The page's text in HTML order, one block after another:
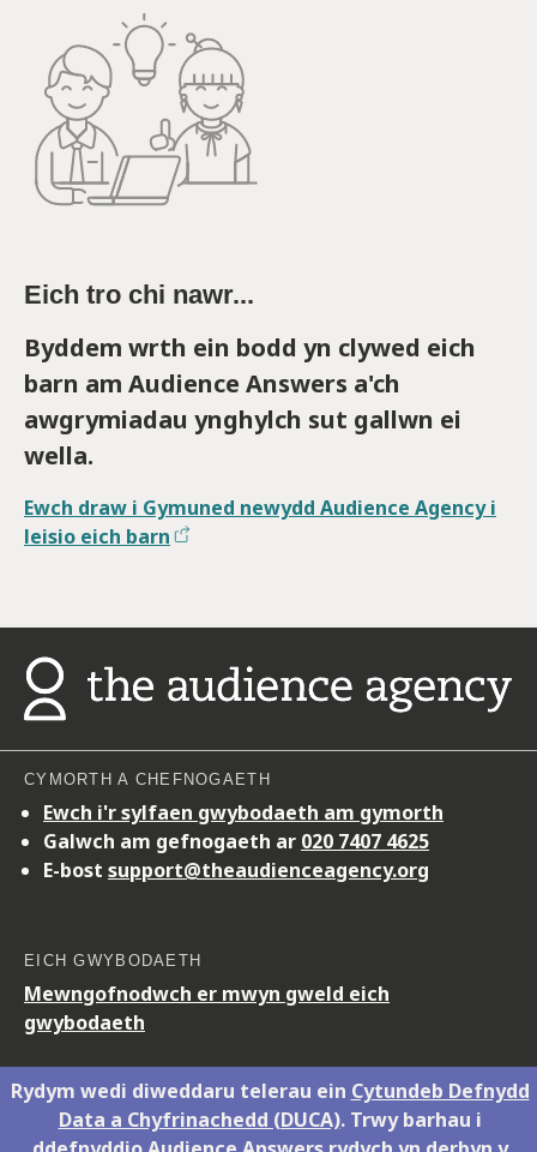
Eich tro chi nawr...
Byddem wrth ein bodd yn clywed eich
barn am Audience Answers a'ch
awgrymiadau ynghylch sut gallwn ei
wella.
Ewch draw i Gymuned newydd Audience Agency i
leisio eich barn
Rydym wedi diweddaru telerau ein Cytundeb Defnydd
Data a Chyfrinachedd (DUCA). Trwy barhau i
CYMORTH A CHEFNOGAETH
Ewch i'r sylfaen gwybodaeth am gymorth
Galwch am gefnogaeth ar 020 7407 4625
E-bost support@theaudienceagency.org
EICH GWYBODAETH
Mewngofnodwch er mwyn gweld eich
gwybodaeth
Hawlfraint © 2026The Audience Agency